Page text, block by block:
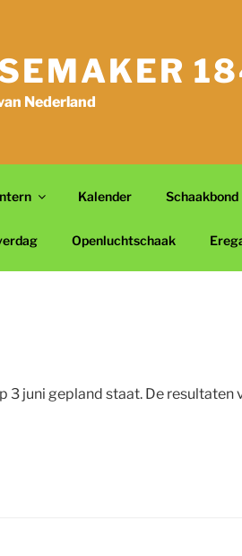
Nederland
Kalender Schaakbond
Openluchtschaak
juni gepland staat. De resultaten